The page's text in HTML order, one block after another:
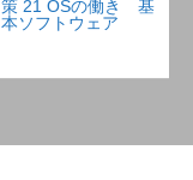
策 21 OSの働き 基
本ソフトウェア